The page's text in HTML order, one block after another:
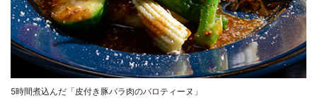
5時間煮込んだ「皮付き豚バラ肉のバロティーヌ」